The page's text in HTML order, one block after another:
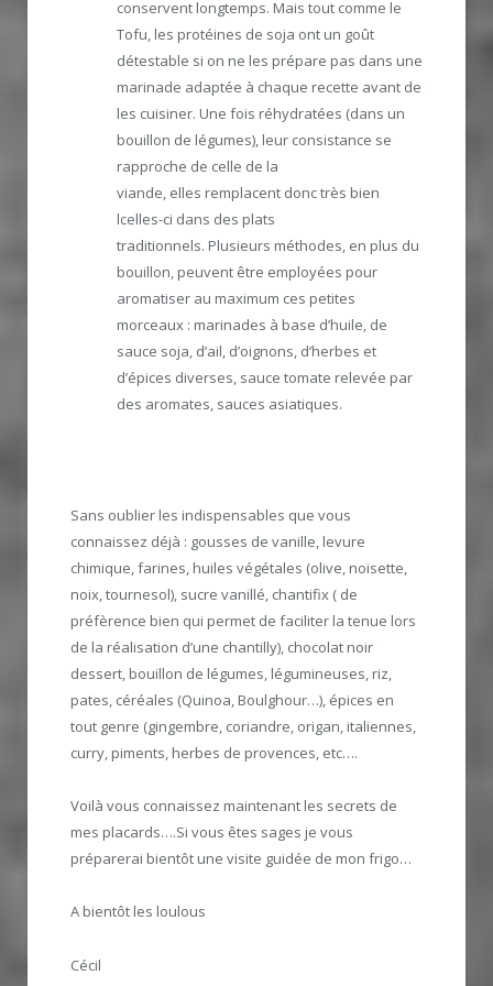
conservent longtemps. Mais tout comme le
Tofu, les protéines de soja ont un goût
détestable si on ne les prépare pas dans une
marinade adaptée à chaque recette avant de
les cuisiner. Une fois réhydratées (dans un
bouillon de légumes), leur consistance se
rapproche de celle de la
viande, elles remplacent donc très bien
lcelles-ci dans des plats
traditionnels. Plusieurs méthodes, en plus du
bouillon, peuvent être employées pour
aromatiser au maximum ces petites
morceaux : marinades à base d’huile, de
sauce soja, d’ail, d’oignons, d’herbes et
d’épices diverses, sauce tomate relevée par
des aromates, sauces asiatiques.
Sans oublier les indispensables que vous
connaissez déjà : gousses de vanille, levure
chimique, farines, huiles végétales (olive, noisette,
noix, tournesol), sucre vanillé, chantifix ( de
préfèrence bien qui permet de faciliter la tenue lors
de la réalisation d’une chantilly), chocolat noir
dessert, bouillon de légumes, légumineuses, riz,
pates, céréales (Quinoa, Boulghour…), épices en
tout genre (gingembre, coriandre, origan, italiennes,
curry, piments, herbes de provences, etc….
Voilà vous connaissez maintenant les secrets de
mes placards….Si vous êtes sages je vous
préparerai bientôt une visite guidée de mon frigo…
A bientôt les loulous
Cécil